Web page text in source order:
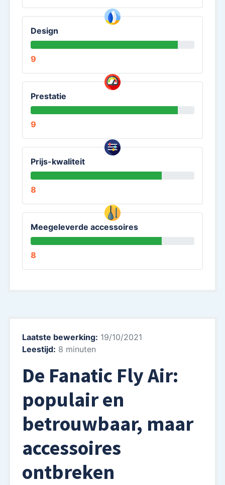
Design
9
Prestatie
9
Prijs-kwaliteit
8
Meegeleverde accessoires
8
Laatste bewerking: 19/10/2021
Leestijd: 8 minuten
De Fanatic Fly Air:
populair en
betrouwbaar, maar
accessoires
ontbreken